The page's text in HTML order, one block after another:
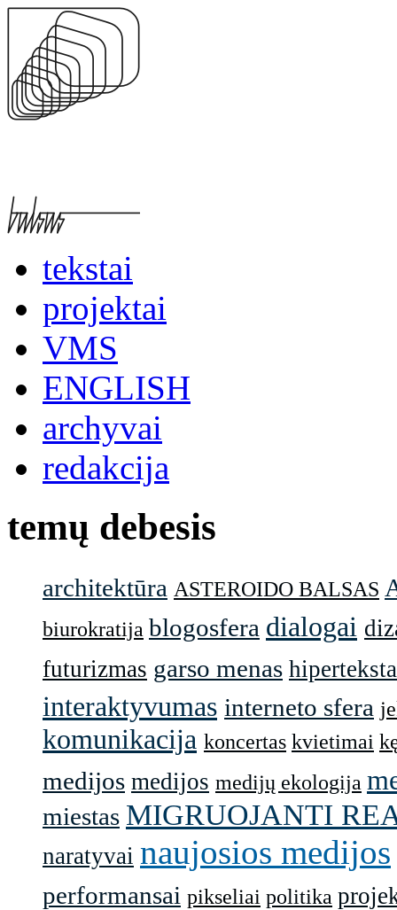
tekstai
projektai
VMS
ENGLISH
archyvai
redakcija
temų debesis
architektūra ASTEROIDO BALSAS
biurokratija blogosfera dialogai
futurizmas garso menas
interaktyvumas interneto sfera
komunikacija koncertas kvietimai
medijos medijos medijų ekologija
miestas MIGRUOJANTI
naratyvai naujosios medijos
performansai pikseliai politika